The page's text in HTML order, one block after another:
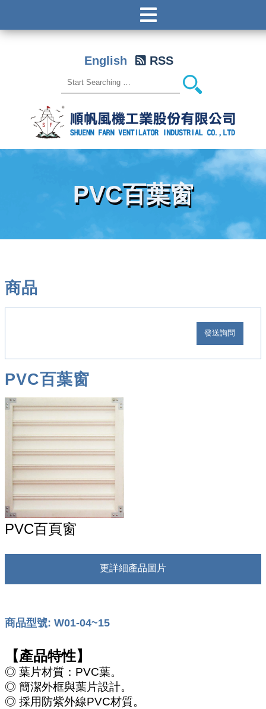
English RSS
PVC百葉窗
商品
PVC百葉窗
PVC百頁窗
更詳細產品圖片
商品型號: W01-04~15
【產品特性】
◎ 葉片材質：PVC葉。
◎ 簡潔外框與葉片設計。
◎ 採用防紫外線PVC材質。